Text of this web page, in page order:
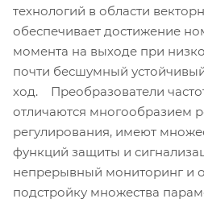
технологий в области
обеспечивает достижение
момента на выходе при
почти бесшумный
ход. Преобразователи
отличаются многообразием
регулирования, имеют
функций защиты и
непрерывный мониторинг и
подстройку множества